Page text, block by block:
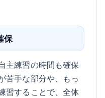
保
主練習の時間も確保
苦手な部分や、もっ
習することで、全体